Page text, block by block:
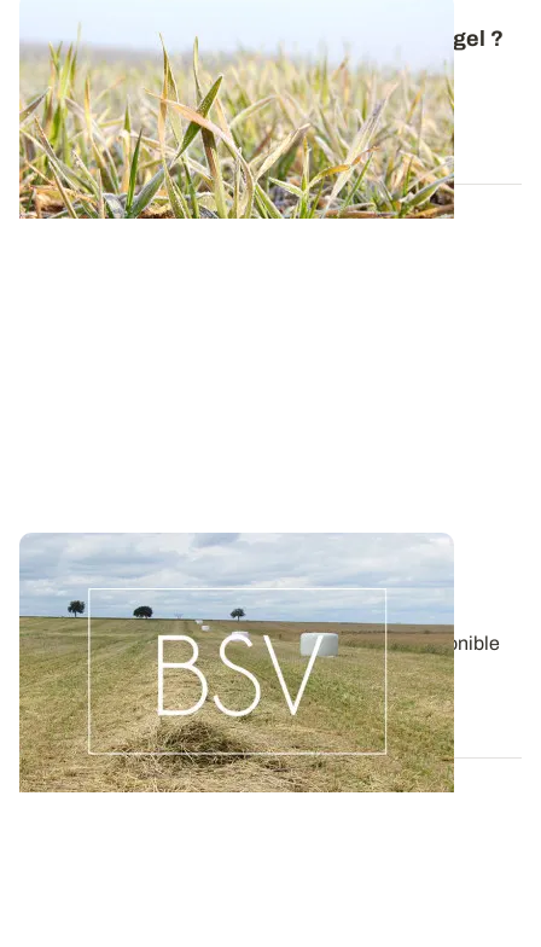
Comment réagissent les céréales face au gel ?
Avec l'arrivée de la neige et des premières gelées,
revenons sur les mécanismes mis en...
20 NOV. 2025
Bulletin de santé du Végétal - Lorraine :
Pommes de terre
Aujourd'hui, le BSV Pommes de terre n°17 est disponible
pour la région LORRAINE.
06 AOÛT 2026